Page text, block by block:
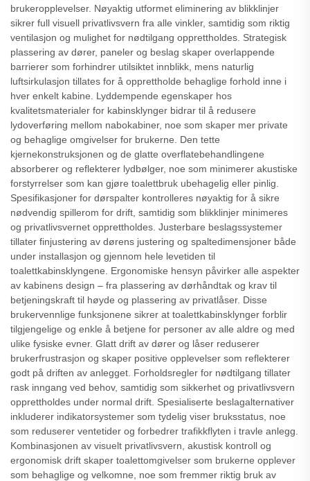
brukeropplevelser. Nøyaktig utformet eliminering av blikklinjer
sikrer full visuell privatlivsvern fra alle vinkler, samtidig som riktig
ventilasjon og mulighet for nødtilgang opprettholdes. Strategisk
plassering av dører, paneler og beslag skaper overlappende
barrierer som forhindrer utilsiktet innblikk, mens naturlig
luftsirkulasjon tillates for å opprettholde behaglige forhold inne i
hver enkelt kabine. Lyddempende egenskaper hos
kvalitetsmaterialer for kabinsklynger bidrar til å redusere
lydoverføring mellom nabokabiner, noe som skaper mer private
og behaglige omgivelser for brukerne. Den tette
kjernekonstruksjonen og de glatte overflatebehandlingene
absorberer og reflekterer lydbølger, noe som minimerer akustiske
forstyrrelser som kan gjøre toalettbruk ubehagelig eller pinlig.
Spesifikasjoner for dørspalter kontrolleres nøyaktig for å sikre
nødvendig spillerom for drift, samtidig som blikklinjer minimeres
og privatlivsvernet opprettholdes. Justerbare beslagssystemer
tillater finjustering av dørens justering og spaltedimensjoner både
under installasjon og gjennom hele levetiden til
toalettkabinsklyngene. Ergonomiske hensyn påvirker alle aspekter
av kabinens design – fra plassering av dørhåndtak og krav til
betjeningskraft til høyde og plassering av privatlåser. Disse
brukervennlige funksjonene sikrer at toalettkabinsklynger forblir
tilgjengelige og enkle å betjene for personer av alle aldre og med
ulike fysiske evner. Glatt drift av dører og låser reduserer
brukerfrustrasjon og skaper positive opplevelser som reflekterer
godt på driften av anlegget. Forholdsregler for nødtilgang tillater
rask inngang ved behov, samtidig som sikkerhet og privatlivsvern
opprettholdes under normal drift. Spesialiserte beslagalternativer
inkluderer indikatorsystemer som tydelig viser bruksstatus, noe
som reduserer ventetider og forbedrer trafikkflyten i travle anlegg.
Kombinasjonen av visuelt privatlivsvern, akustisk kontroll og
ergonomisk drift skaper toalettomgivelser som brukerne opplever
som behaglige og velkomne, noe som fremmer riktig bruk av